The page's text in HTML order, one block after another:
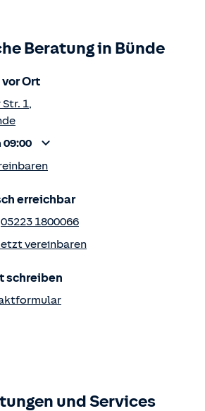
Beratung in Bünde
Ort
1,
09:00
erreichbar
05223 1800066
vereinbaren
schreiben
und Services